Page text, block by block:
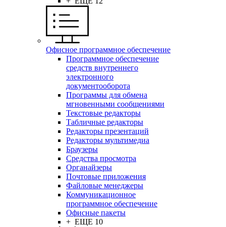
Офисное программное обеспечение
Программное обеспечение
средств внутреннего
электронного
документооборота
Программы для обмена
мгновенными сообщениями
Текстовые редакторы
Табличные редакторы
Редакторы презентаций
Редакторы мультимедиа
Браузеры
Средства просмотра
Органайзеры
Почтовые приложения
Файловые менеджеры
Коммуникационное
программное обеспечение
Офисные пакеты
+ ЕЩЕ 10